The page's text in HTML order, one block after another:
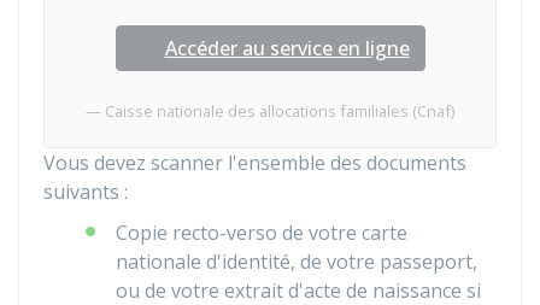
Accéder au service en ligne
Caisse nationale des allocations familiales (Cnaf)
Vous devez scanner l'ensemble des documents
suivants :
Copie recto-verso de votre carte
nationale d'identité, de votre passeport,
ou de votre extrait d'acte de naissance si